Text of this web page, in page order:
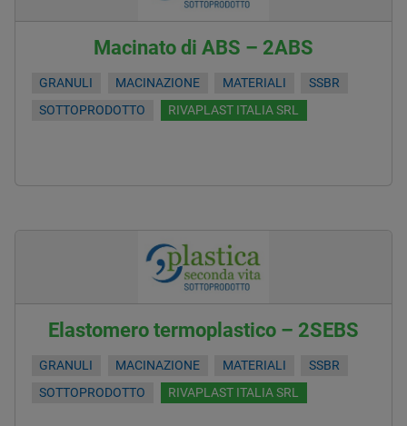
Macinato di ABS – 2ABS
GRANULI MACINAZIONE MATERIALI
SSBR
SOTTOPRODOTTO
RIVAPLAST ITALIA SRL
Elastomero termoplastico – 2SEBS
GRANULI MACINAZIONE MATERIALI
SSBR
SOTTOPRODOTTO
RIVAPLAST ITALIA SRL